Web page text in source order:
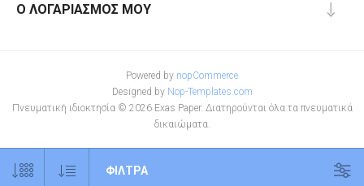
ΦΊΛΤΡΑ
Ο ΛΟΓΑΡΙΑΣΜΌΣ ΜΟΥ
Powered by nopCommerce
Designed by Nop-Templates.com
Πνευματική ιδιοκτησία © 2026 Exas Paper. Διατηρούνται όλα τα πνευματικά
δικαιώματα.